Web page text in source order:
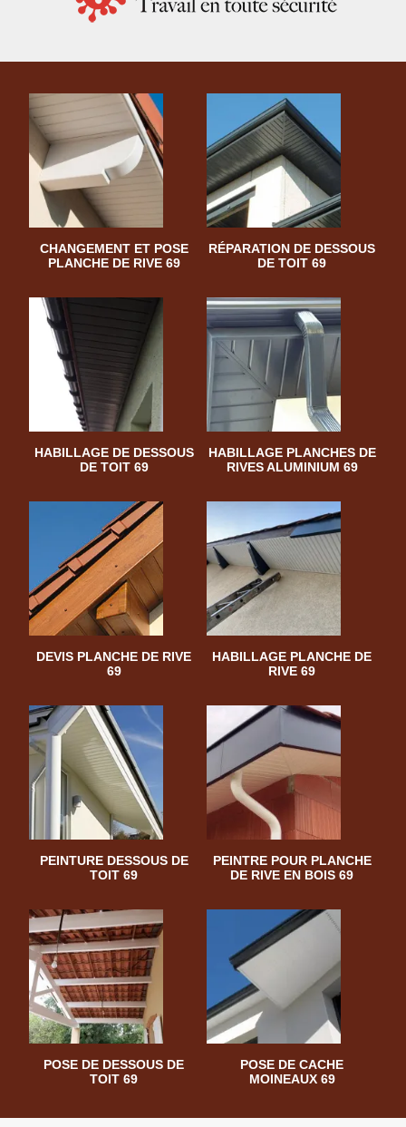
CHANGEMENT ET POSE
PLANCHE DE RIVE 69
RÉPARATION DE DESSOUS
DE TOIT 69
HABILLAGE DE DESSOUS
DE TOIT 69
HABILLAGE PLANCHES DE
RIVES ALUMINIUM 69
DEVIS PLANCHE DE RIVE
69
HABILLAGE PLANCHE DE
RIVE 69
PEINTURE DESSOUS DE
TOIT 69
PEINTRE POUR PLANCHE
DE RIVE EN BOIS 69
POSE DE DESSOUS DE
TOIT 69
POSE DE CACHE
MOINEAUX 69